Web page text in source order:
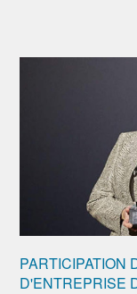
PARTICIPATION
D'ENTREPRISE